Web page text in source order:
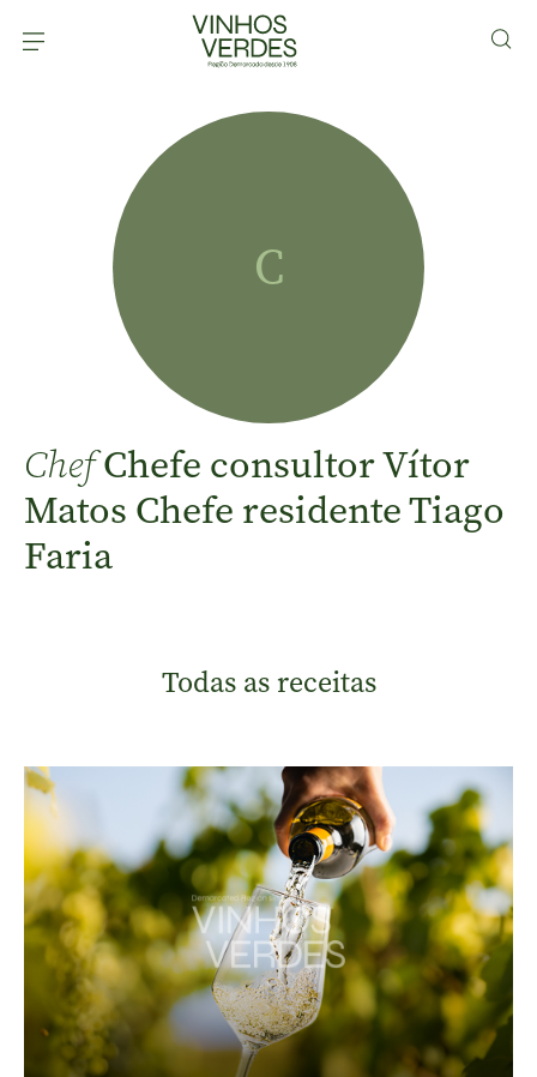
C
ChefChefe consultor Vítor
Matos Chefe residente Tiago
Faria
Todas as receitas